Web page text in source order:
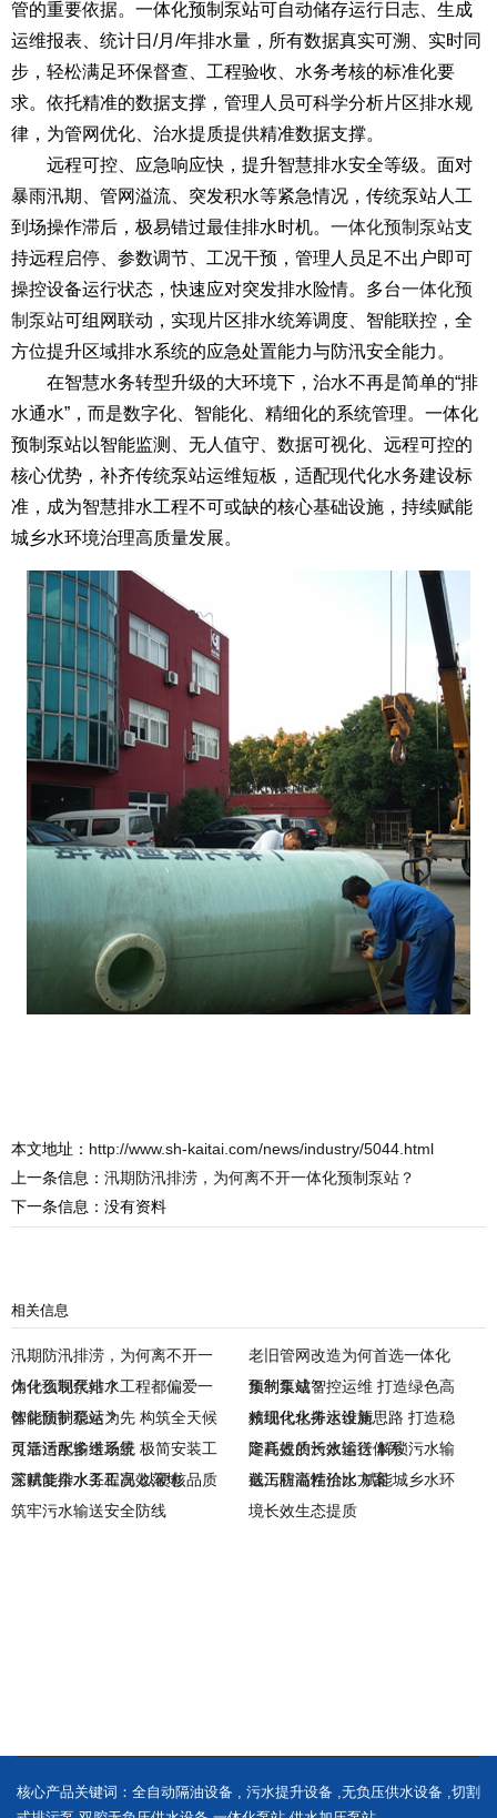
管的重要依据。一体化预制泵站可自动储存运行日志、生成
运维报表、统计日/月/年排水量，所有数据真实可溯、实时同
步，轻松满足环保督查、工程验收、水务考核的标准化要
求。依托精准的数据支撑，管理人员可科学分析片区排水规
律，为管网优化、治水提质提供精准数据支撑。
远程可控、应急响应快，提升智慧排水安全等级。面对
暴雨汛期、管网溢流、突发积水等紧急情况，传统泵站人工
到场操作滞后，极易错过最佳排水时机。 一体化预制泵站支
持远程启停、参数调节、工况干预，管理人员足不出户即可
操控设备运行状态，快速应对突发排水险情。多台一体化预
制泵站可组网联动，实现片区排水统筹调度、智能联控，全
方位提升区域排水系统的应急处置能力与防汛安全能力。
在智慧水务转型升级的大环境下，治水不再是简单的“排
水通水”，而是数字化、智能化、精细化的系统管理。一体化
预制泵站以智能监测、无人值守、数据可视化、远程可控的
核心优势，补齐传统泵站运维短板，适配现代化水务建设标
准，成为智慧排水工程不可或缺的核心基础设施，持续赋能
城乡水环境治理高质量发展。
本文地址： http://www.sh-kaitai.com/news/industry/5044.html
上一条信息： 汛期防汛排涝，为何离不开一体化预制泵站？
下一条信息：没有资料
相关信息
汛期防汛排涝，为何离不开一
体化预制泵站？
老旧管网改造为何首选一体化
预制泵站？
为什么现代排水工程都偏爱一
体化预制泵站？
集约集成智控运维 打造绿色高
效现代化排水设施
智能防护稳运为先 构筑全天候
可靠污水输送系统
精细化水务运维新思路 打造稳
定高效的污水输送体系
灵活适配多维场景 极简安装工
艺赋能排水工程高效落地
降耗提质长效运行 解锁污水输
送工程高性价比方案
深耕复杂水务工况 以硬核品质
筑牢污水输送安全防线
截污防溢精治水 赋能城乡水环
境长效生态提质
核心产品关键词： 全自动隔油设备 , 污水提升设备 ,无负压供水设备 ,切割